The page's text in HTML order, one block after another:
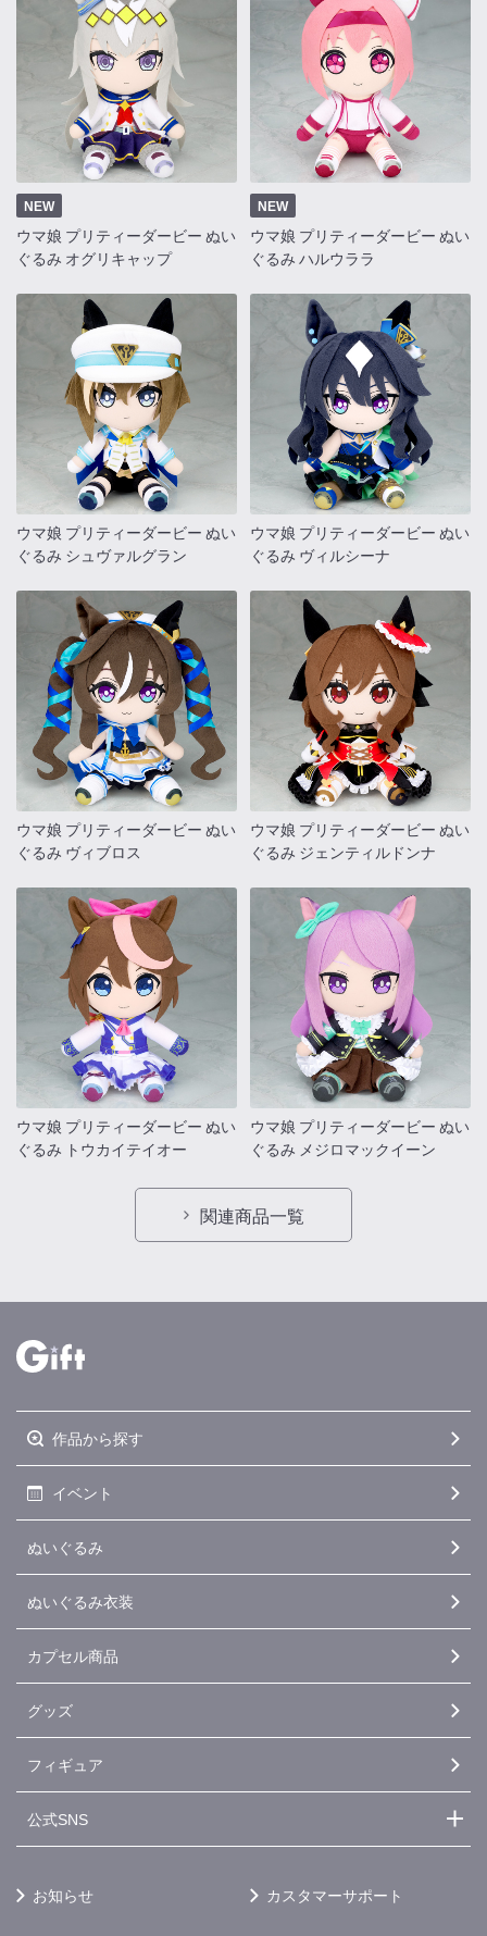
NEW
ウマ娘 プリティーダービー ぬい
ぐるみ オグリキャップ
NEW
ウマ娘 プリティーダービー ぬい
ぐるみ ハルウララ
ウマ娘 プリティーダービー ぬい
ぐるみ シュヴァルグラン
ウマ娘 プリティーダービー ぬい
ぐるみ ヴィルシーナ
ウマ娘 プリティーダービー ぬい
ぐるみ ヴィブロス
ウマ娘 プリティーダービー ぬい
ぐるみ ジェンティルドンナ
ウマ娘 プリティーダービー ぬい
ぐるみ トウカイテイオー
ウマ娘 プリティーダービー ぬい
ぐるみ メジロマックイーン
関連商品一覧
作品から探す
イベント
ぬいぐるみ
ぬいぐるみ衣装
カプセル商品
グッズ
フィギュア
公式SNS
お知らせ カスタマーサポート